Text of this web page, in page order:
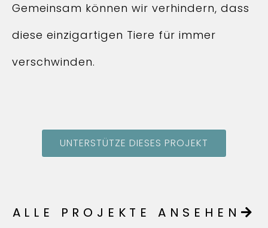
Gemeinsam können wir verhindern, dass
diese einzigartigen Tiere für immer
verschwinden.
UNTERSTÜTZE DIESES PROJEKT
ALLE PROJEKTE ANSEHEN